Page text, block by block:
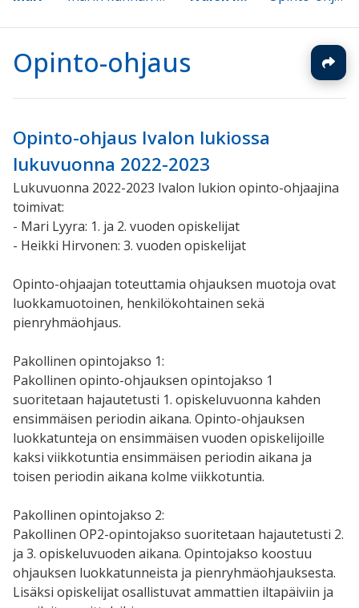
Opinto-ohjaus
Opinto-ohjaus Ivalon lukiossa
lukuvuonna 2022-2023
Lukuvuonna 2022-2023 Ivalon lukion opinto-ohjaajina
toimivat:
- Mari Lyyra: 1. ja 2. vuoden opiskelijat
- Heikki Hirvonen: 3. vuoden opiskelijat
Opinto-ohjaajan toteuttamia ohjauksen muotoja ovat
luokkamuotoinen, henkilökohtainen sekä
pienryhmäohjaus.
Pakollinen opintojakso 1:
Pakollinen opinto-ohjauksen opintojakso 1
suoritetaan hajautetusti 1. opiskeluvuonna kahden
ensimmäisen periodin aikana. Opinto-ohjauksen
luokkatunteja on ensimmäisen vuoden opiskelijoille
kaksi viikkotuntia ensimmäisen periodin aikana ja
toisen periodin aikana kolme viikkotuntia.
Pakollinen opintojakso 2:
Pakollinen OP2-opintojakso suoritetaan hajautetusti 2.
ja 3. opiskeluvuoden aikana. Opintojakso koostuu
ohjauksen luokkatunneista ja pienryhmäohjauksesta.
Lisäksi opiskelijat osallistuvat ammattien iltapäiviin ja